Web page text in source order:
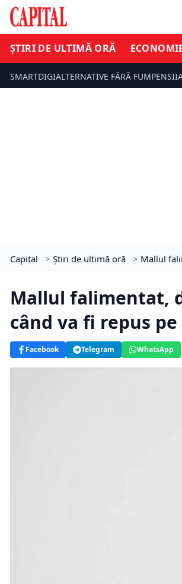
ȘTIRI DE ULTIMĂ ORĂ
SMARTDIGIALTERNATIVE FĂRĂ FUMPENSII
Capital > Știri de ultimă oră > Mallul
Mallul falimentat,
când va fi repus
Facebook Telegram WhatsApp